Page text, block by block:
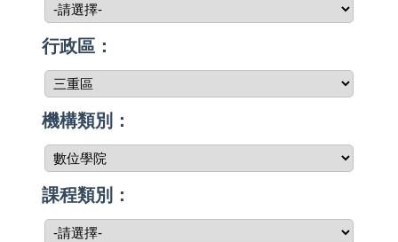
行政區：
機構類別：
課程類別：